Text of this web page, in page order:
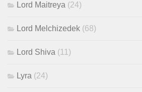
Lord Maitreya (24)
Lord Melchizedek (68)
Lord Shiva (11)
Lyra (24)